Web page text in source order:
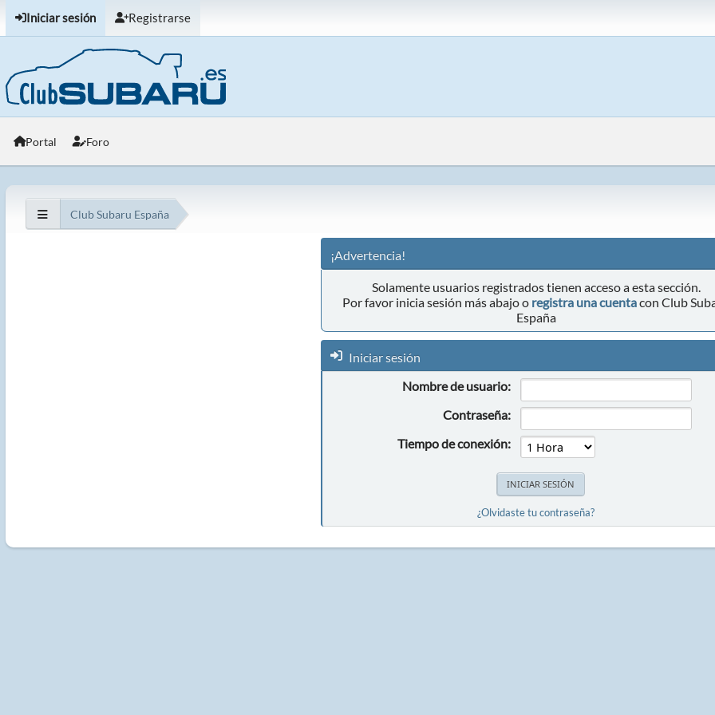
Iniciar sesión Registrarse
Portal Foro
Club Subaru España
¡Advertencia!
Solamente usuarios registrados tienen acceso a esta sección.
Por favor inicia sesión más abajo o registra una cuentacon Club
España
Iniciar sesión
Nombre de usuario:
Contraseña:
Tiempo de conexión:
¿Olvidaste tu contraseña?